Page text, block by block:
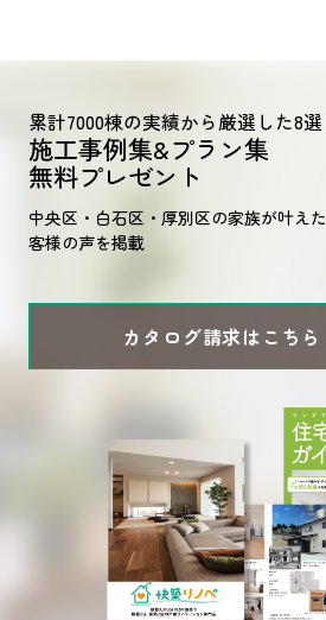
累計7000棟の実績から厳選した8選
施工事例集&プラン集
無料プレゼント
中央区・白石区・厚別区の家族が叶えた
客様の声を掲載
カタログ請求はこちら